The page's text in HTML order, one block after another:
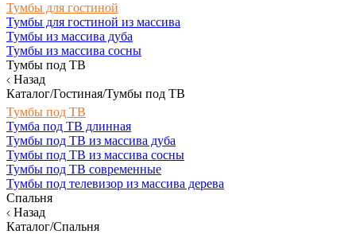
Тумбы для гостиной
Тумбы для гостиной из массива
Тумбы из массива дуба
Тумбы из массива сосны
Тумбы под ТВ
Назад
Каталог/Гостиная/Тумбы под ТВ
Тумбы под ТВ
Тумба под ТВ длинная
Тумбы под ТВ из массива дуба
Тумбы под ТВ из массива сосны
Тумбы под ТВ современные
Тумбы под телевизор из массива дерева
Спальня
Назад
Каталог/Спальня